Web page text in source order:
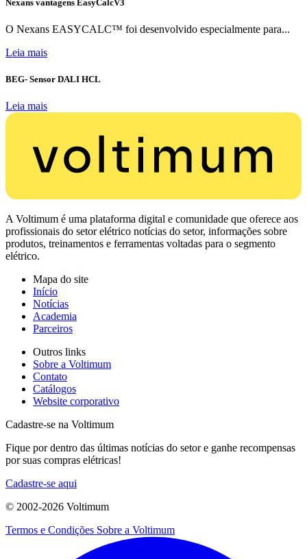
Nexans vantagens EasyCalcV3
O Nexans EASYCALC™ foi desenvolvido especialmente para...
Leia mais
BEG- Sensor DALI HCL
Leia mais
A Voltimum é uma plataforma digital e comunidade que oferece aos
profissionais do setor elétrico notícias do setor, informações sobre
produtos, treinamentos e ferramentas voltadas para o segmento
elétrico.
Mapa do site
Início
Notícias
Academia
Parceiros
Outros links
Sobre a Voltimum
Contato
Catálogos
Website corporativo
Cadastre-se na Voltimum
Fique por dentro das últimas notícias do setor e ganhe recompensas
por suas compras elétricas!
Cadastre-se aqui
© 2002-2026 Voltimum
Termos e Condições Sobre a Voltimum